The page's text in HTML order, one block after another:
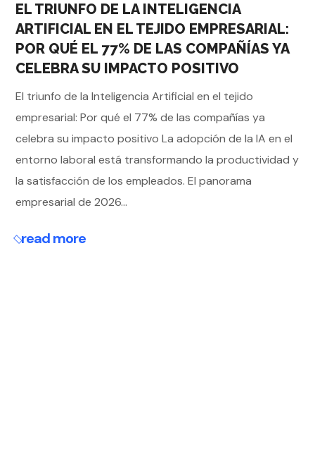
EL TRIUNFO DE LA INTELIGENCIA
ARTIFICIAL EN EL TEJIDO EMPRESARIAL:
POR QUÉ EL 77% DE LAS COMPAÑÍAS YA
CELEBRA SU IMPACTO POSITIVO
El triunfo de la Inteligencia Artificial en el tejido
empresarial: Por qué el 77% de las compañías ya
celebra su impacto positivo La adopción de la IA en el
entorno laboral está transformando la productividad y
la satisfacción de los empleados. El panorama
empresarial de 2026...
read more